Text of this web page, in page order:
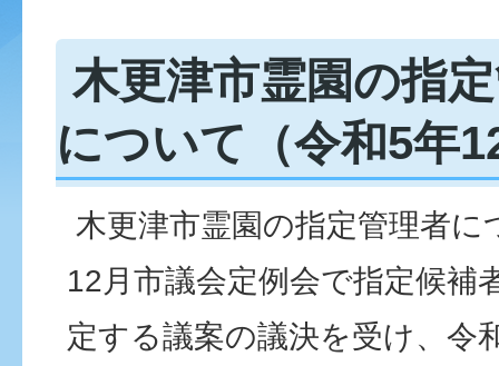
木更津市霊園の指
について（令和5年
木更津市霊園の指定管理者に
12月市議会定例会で指定候補
定する議案の議決を受け、令